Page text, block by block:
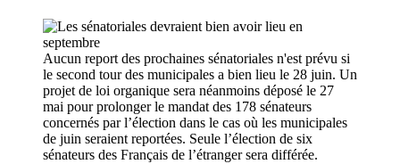
Aucun report des prochaines sénatoriales n'est prévu si
le second tour des municipales a bien lieu le 28 juin. Un
projet de loi organique sera néanmoins déposé le 27
mai pour prolonger le mandat des 178 sénateurs
concernés par l’élection dans le cas où les municipales
de juin seraient reportées. Seule l’élection de six
sénateurs des Français de l’étranger sera différée.